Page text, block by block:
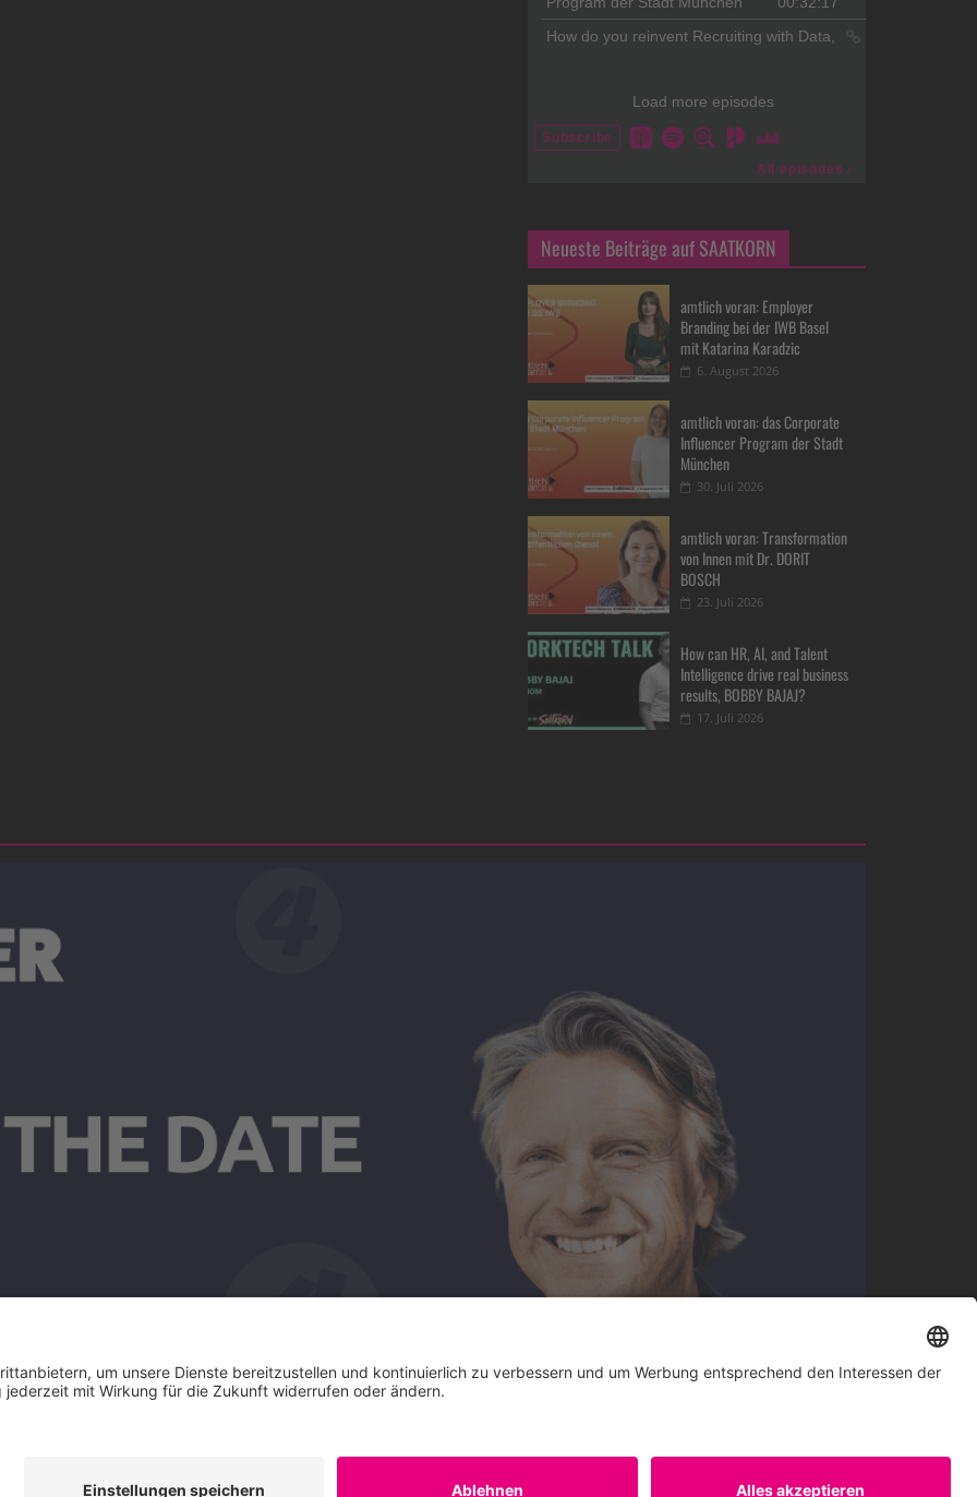
Neueste Beiträge auf SAATKORN
amtlich voran: Employer
Branding bei der IWB Basel
mit Katarina Karadzic
6. August 2026
amtlich voran: das Corporate
Influencer Program der Stadt
München
30. Juli 2026
amtlich voran: Transformation
von Innen mit Dr. DORIT
BOSCH
23. Juli 2026
How can HR, AI, and Talent
Intelligence drive real business
results, BOBBY BAJAJ?
17. Juli 2026